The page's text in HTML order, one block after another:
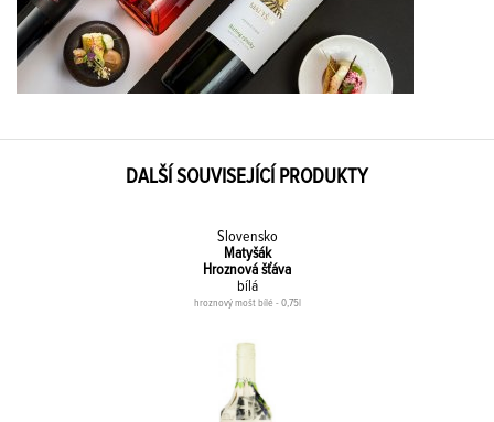
DALŠÍ SOUVISEJÍCÍ PRODUKTY
Slovensko
Matyšák
Hroznová šťáva
bílá
hroznový mošt bílé - 0,75l